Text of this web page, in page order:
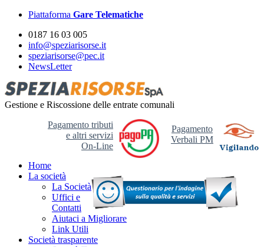
Piattaforma Gare Telematiche
0187 16 03 005
info@speziarisorse.it
speziarisorse@pec.it
NewsLetter
Gestione e Riscossione delle entrate comunali
Pagamento
Verbali PM
Pagamento tributi
e altri servizi
On-Line
Home
La società
La Società
Uffici e
Contatti
Aiutaci a Migliorare
Link Utili
Società trasparente